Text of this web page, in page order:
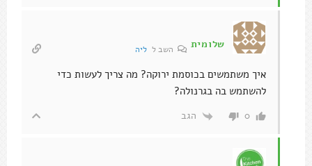
שלומית השב לליה
איך משתמשים בכוסמת ירוקה? מה צריך לעשות כדי
להשתמש בה בגרנולה?
0 הגב